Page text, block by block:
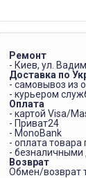
Ремонт
- Киев, ул.
Доставка по
- самовывоз из
- курьером
Оплата
- картой Visa/
- Приват24
- MonoBank
- оплата товара
- безналичными
Возврат
Обмен/возврат